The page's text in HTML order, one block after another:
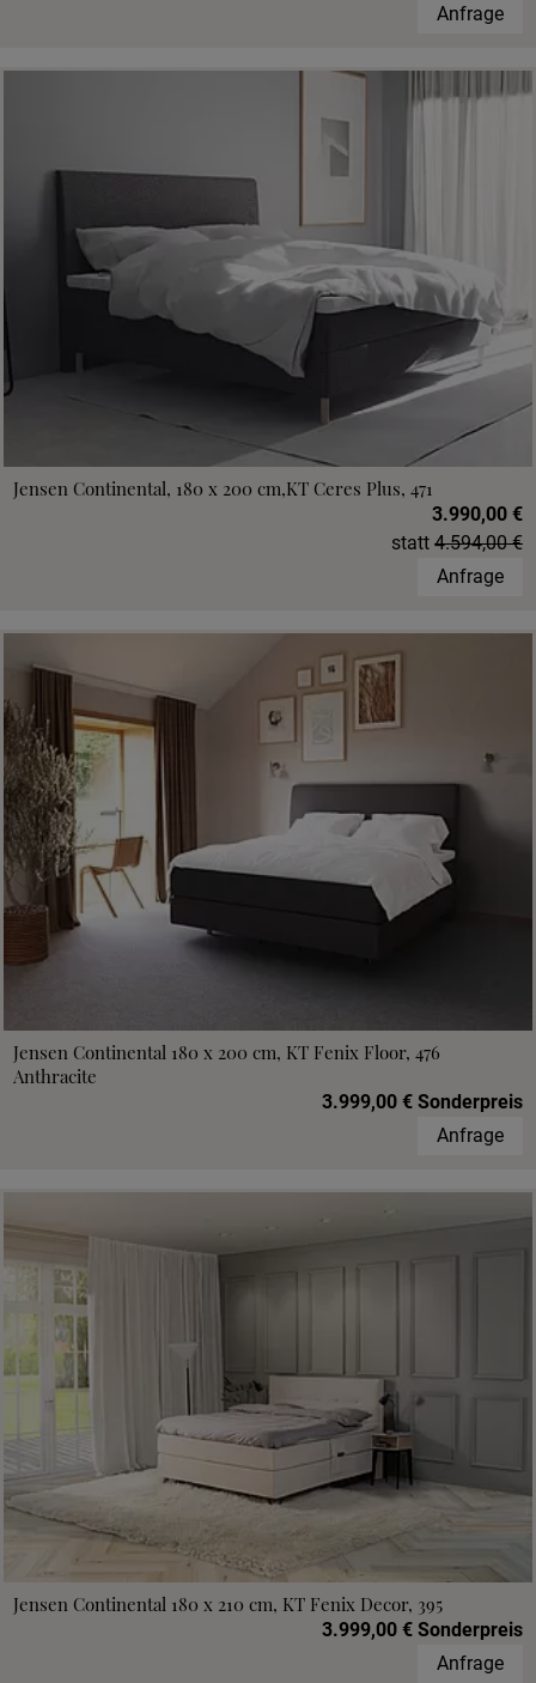
Anfrage
Jensen Continental, 180 x 200 cm,KT Ceres Plus, 471
3.990,00 €
statt 4.594,00 €
Anfrage
Jensen Continental 180 x 200 cm, KT Fenix Floor, 476
Anthracite
3.999,00 € Sonderpreis
Anfrage
Jensen Continental 180 x 210 cm, KT Fenix Decor, 395
3.999,00 € Sonderpreis
Anfrage